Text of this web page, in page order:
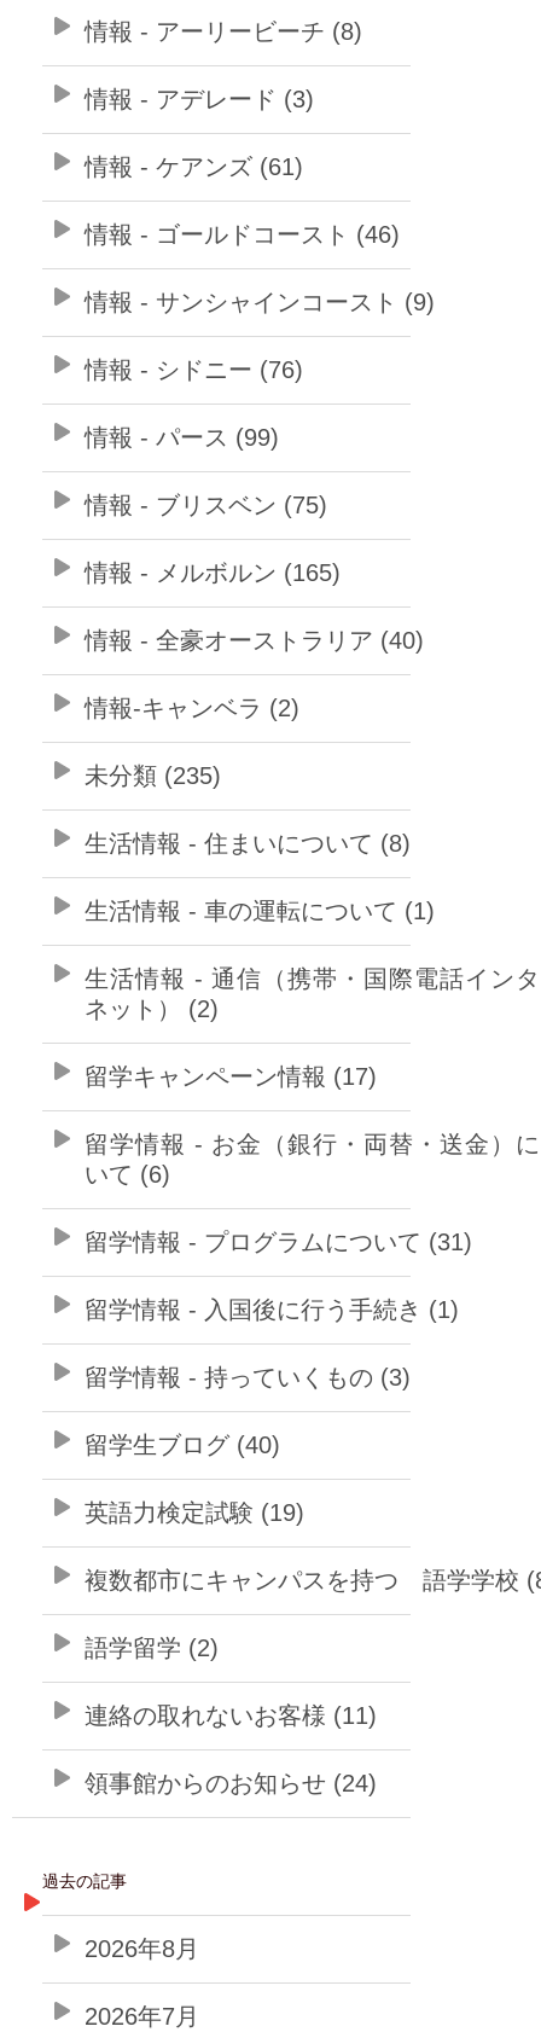
情報 - アーリービーチ (8)
情報 - アデレード (3)
情報 - ケアンズ (61)
情報 - ゴールドコースト (46)
情報 - サンシャインコースト (9)
情報 - シドニー (76)
情報 - パース (99)
情報 - ブリスベン (75)
情報 - メルボルン (165)
情報 - 全豪オーストラリア (40)
情報-キャンベラ (2)
未分類 (235)
生活情報 - 住まいについて (8)
生活情報 - 車の運転について (1)
生活情報 - 通信（携帯・国際電話イン
ネット） (2)
留学キャンペーン情報 (17)
留学情報 - お金（銀行・両替・送金）
いて (6)
留学情報 - プログラムについて (31)
留学情報 - 入国後に行う手続き (1)
留学情報 - 持っていくもの (3)
留学生ブログ (40)
英語力検定試験 (19)
複数都市にキャンパスを持つ 語学学校
語学留学 (2)
連絡の取れないお客様 (11)
領事館からのお知らせ (24)
過去の記事
2026年8月
2026年7月